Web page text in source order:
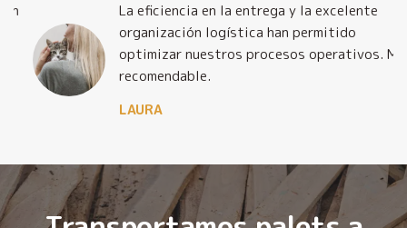
La eficiencia en la entrega y la excelente
organización logística han permitido
optimizar nuestros procesos operativos. Muy
recomendable.
LAURA